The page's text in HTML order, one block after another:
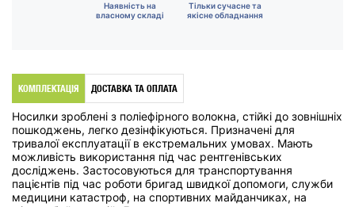
Наявність на
власному складі
Тільки сучасне та
якісне обладнання
КОМПЛЕКТАЦІЯ ДОСТАВКА ТА ОПЛАТА
Носилки зроблені з поліефірного волокна, стійкі до зовнішніх
пошкоджень, легко дезінфікуються. Призначені для
тривалої експлуатації в екстремальних умовах. Мають
можливість використання під час рентгенівських
досліджень. Застосовуються для транспортування
пацієнтів під час роботи бригад швидкої допомоги, служби
медицини катастроф, на спортивних майданчиках, на